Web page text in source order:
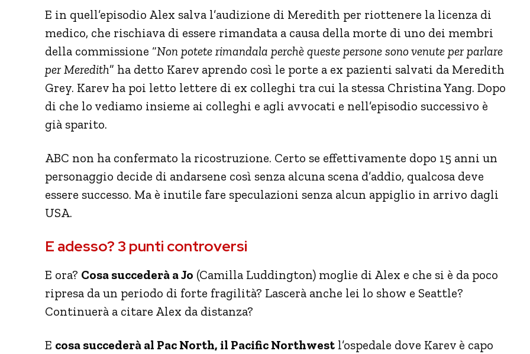
E in quell’episodio Alex salva l’audizione di Meredith per riottenere la licenza di
medico, che rischiava di essere rimandata a causa della morte di uno dei membri
della commissione “Non potete rimandala perchè queste persone sono venute per parlare
per Meredith” ha detto Karev aprendo così le porte a ex pazienti salvati da Meredith
Grey. Karev ha poi letto lettere di ex colleghi tra cui la stessa Christina Yang. Dopo
di che lo vediamo insieme ai colleghi e agli avvocati e nell’episodio successivo è
già sparito.
ABC non ha confermato la ricostruzione. Certo se effettivamente dopo 15 anni un
personaggio decide di andarsene così senza alcuna scena d’addio, qualcosa deve
essere successo. Ma è inutile fare speculazioni senza alcun appiglio in arrivo dagli
USA.
E adesso? 3 punti controversi
E ora? Cosa succederà a Jo (Camilla Luddington) moglie di Alex e che si è da poco
ripresa da un periodo di forte fragilità? Lascerà anche lei lo show e Seattle?
Continuerà a citare Alex da distanza?
E cosa succederà al Pac North, il Pacific Northwest l’ospedale dove Karev è capo